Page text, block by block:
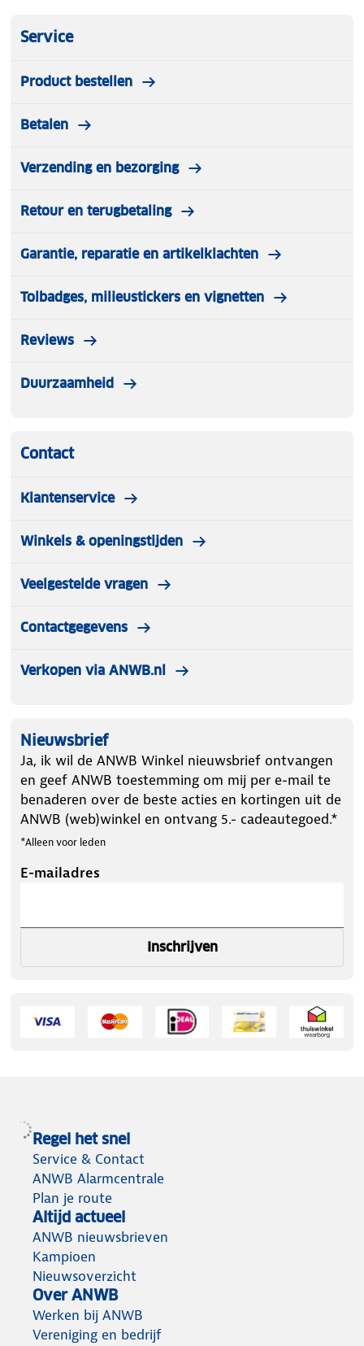
Service
Product bestellen
Betalen
Verzending en bezorging
Retour en terugbetaling
Garantie, reparatie en artikelklachten
Tolbadges, milieustickers en vignetten
Reviews
Duurzaamheid
Contact
Klantenservice
Winkels & openingstijden
Veelgestelde vragen
Contactgegevens
Verkopen via ANWB.nl
Nieuwsbrief
Ja, ik wil de ANWB Winkel nieuwsbrief ontvangen
en geef ANWB toestemming om mij per e-mail te
benaderen over de beste acties en kortingen uit de
ANWB (web)winkel en ontvang 5.- cadeautegoed.*
*Alleen voor leden
E-mailadres
Inschrijven
Regel het snel
Service & Contact
ANWB Alarmcentrale
Plan je route
Altijd actueel
ANWB nieuwsbrieven
Kampioen
Nieuwsoverzicht
Over ANWB
Werken bij ANWB
Vereniging en bedrijf